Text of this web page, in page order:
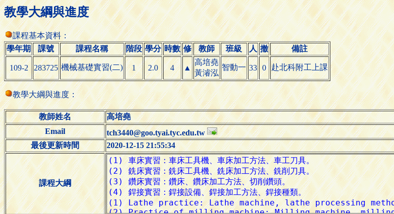
教學大綱與進度
課程基本資料：
學年期
課號 課程名稱 階段 學分 時數 修 教師 班級 人 撤 備註
109-2 283725 機械基礎實習(二) 1 2.0 4 ▲
高培堯
黃濬泓
智動一 33 0 赴北科附工上課
教學大綱與進度：
教師姓名
高培堯
Email
tch3440@goo.tyai.tyc.edu.tw
最後更新時間
2020-12-15 21:55:34
課程大綱